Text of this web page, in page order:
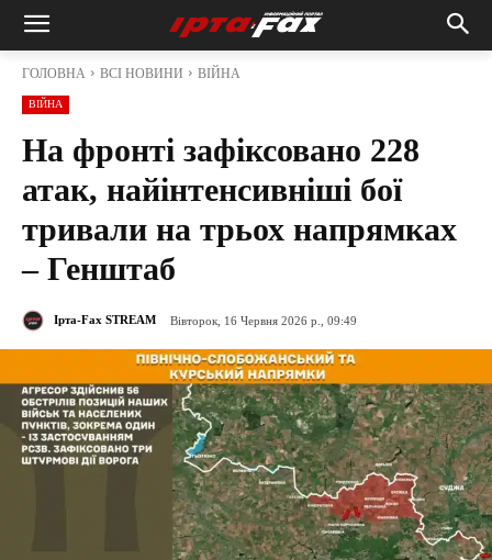
ГОЛОВНА ВСІ НОВИНИ ВІЙНА
ВІЙНА
На фронті зафіксовано 228
атак, найінтенсивніші бої
тривали на трьох напрямках
– Генштаб
Ірта-Fax STREAM Вівторок, 16 Червня 2026 р., 09:49